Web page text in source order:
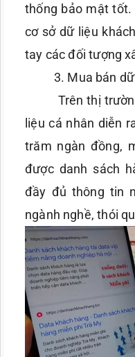
thống bảo mật tốt.
cơ sở dữ liệu
tay các đối tượng
3. Mua bán dữ
Trên thị trường
liệu cá nhân diễn
trăm ngàn đồng,
được danh sách
đầy đủ thông tin
ngành nghề, thói